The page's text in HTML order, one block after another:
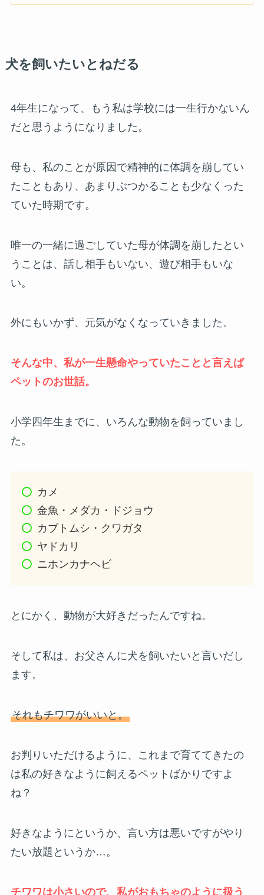
犬を飼いたいとねだる
4年生になって、もう私は学校には一生行かないん
だと思うようになりました。
母も、私のことが原因で精神的に体調を崩してい
たこともあり、あまりぶつかることも少なくった
ていた時期です。
唯一の一緒に過ごしていた母が体調を崩したとい
うことは、話し相手もいない、遊び相手もいな
い。
外にもいかず、元気がなくなっていきました。
そんな中、私が一生懸命やっていたことと言えば
ペットのお世話。
小学四年生までに、いろんな動物を飼っていまし
た。
カメ
金魚・メダカ・ドジョウ
カブトムシ・クワガタ
ヤドカリ
ニホンカナヘビ
とにかく、動物が大好きだったんですね。
そして私は、お父さんに犬を飼いたいと言いだし
ます。
それもチワワがいいと。
お判りいただけるように、これまで育ててきたの
は私の好きなように飼えるペットばかりですよ
ね？
好きなようにというか、言い方は悪いですがやり
たい放題というか…。
チワワは小さいので、私がおもちゃのように扱う